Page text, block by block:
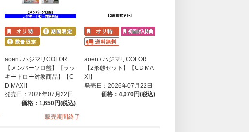
aoen / ハジマリCOLOR
【メンバーソロ盤】【ラッ
キードロー対象商品】【C
D MAXI】
発売日：2026年07月22日
価格：1,650円(税込)
販売期間終了
aoen / ハジマリCOLOR
【2形態セット】【CD MA
XI】
発売日：2026年07月22日
価格：4,070円(税込)